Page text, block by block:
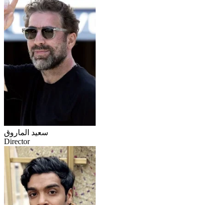
سعيد الماروق
Director